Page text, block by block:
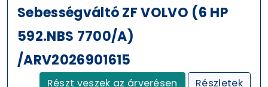
Sebességváltó ZF VOLVO (6 HP
592.NBS 7700/A)
/ARV2026901615
Részt veszek az árverésen Részletek